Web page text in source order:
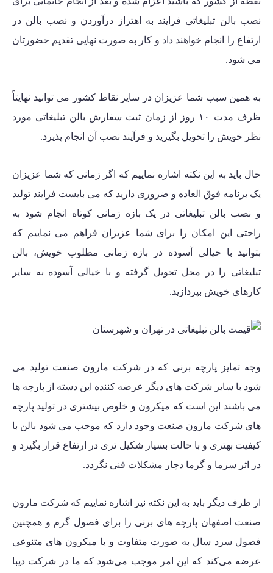
نصب بالن تبلیغاتی فرایند به اهتزاز درآوردن و نصب بالن در
ارتفاع را انجام خواهند داد و کار به صورت نهایی تقدیم حضورتان
می شود.
به همین سبب شما عزیزان در سایر نقاط کشور می توانید نهایتاً
ظرف مدت ۱۰ روز
از زمان ثبت سفارش بالن تبلیغاتی مورد
نظر خویش را تحویل بگیرید و فرآیند نصب آن انجام پذیرد.
حال باید به این نکته اشاره نماییم که اگر زمانی که شما عزیزان
یک برنامه فوق العاده و ضروری دارید که می بایست فرایند تولید
و نصب بالن تبلیغاتی در یک بازه زمانی کوتاه انجام شود به
راحتی این امکان را برای شما عزیزان فراهم می نماییم که
بتوانید با خیالی آسوده در بازه زمانی مطلوب خویش، بالن
تبلیغاتی را در محل تحویل گرفته و با خیالی آسوده به سایر
کارهای خویش بپردازید.
وجه تمایز پارچه برنی که در شرکت مارون صنعت تولید می
شود با سایر شرکت های دیگر عرضه کننده این دسته از پارچه ها
می باشند این است که میکرون و خلوص بیشتری در تولید پارچه
های شرکت مارون صنعت وجود دارد که موجب می شود بالن با
کیفیت بهتری و با حالت بسیار شکیل تری در ارتفاع قرار بگیرد و
در اثر سرما و گرما دچار مشکلات فنی نگردد.
از طرف دیگر باید به این نکته نیز اشاره نماییم که شرکت مارون
صنعت اصفهان پارچه های برنی را برای فصول گرم و همچنین
فصول سرد سال به صورت متفاوت و با میکرون های متنوعی
عرضه می‌کند که این امر موجب می‌شود که ما در شرکت دیبا